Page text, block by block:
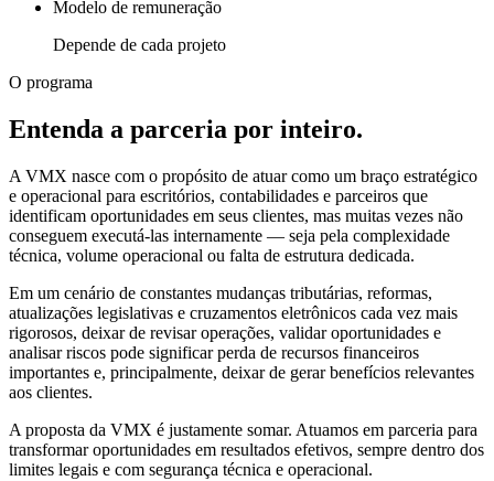
Modelo de remuneração
Depende de cada projeto
O programa
Entenda a parceria por inteiro.
A VMX nasce com o propósito de atuar como um braço estratégico
e operacional para escritórios, contabilidades e parceiros que
identificam oportunidades em seus clientes, mas muitas vezes não
conseguem executá-las internamente — seja pela complexidade
técnica, volume operacional ou falta de estrutura dedicada.
Em um cenário de constantes mudanças tributárias, reformas,
atualizações legislativas e cruzamentos eletrônicos cada vez mais
rigorosos, deixar de revisar operações, validar oportunidades e
analisar riscos pode significar perda de recursos financeiros
importantes e, principalmente, deixar de gerar benefícios relevantes
aos clientes.
A proposta da VMX é justamente somar. Atuamos em parceria para
transformar oportunidades em resultados efetivos, sempre dentro dos
limites legais e com segurança técnica e operacional.